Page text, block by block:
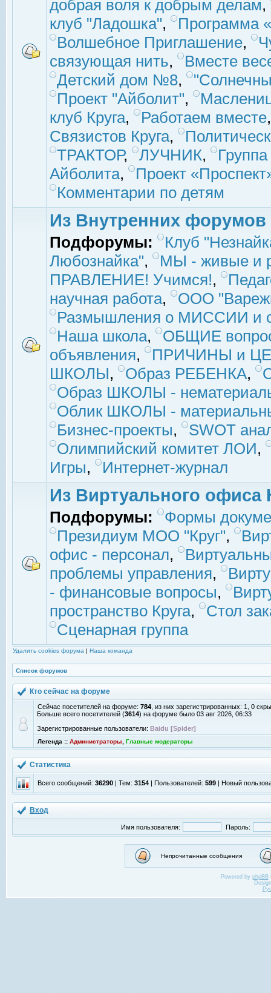
добрая воля к добрым делам,
клуб "Ладошка",
Программа
Волшебное Приглашение,
связующая нить,
Вместе
Детский дом №8,
Проект "Айболит",
клуб Круга, Работаем вместе
Связистов Круга,
ТРАКТОР, ЛУЧНИК,
Айболита,
Проект
Комментарии по детям
Из Внутренних форумов
Подфорумы:
Клуб
Любознайка",
МЫ - живые и
ПРАВЛЕНИЕ! Учимся!,
научная работа,
ООО
Размышления о МИССИИ и
Наша школа,
ОБЩИЕ
объявления,
ПРИЧИНЫ и
ШКОЛЫ, Образ РЕБЕНКА,
Образ ШКОЛЫ -
Облик ШКОЛЫ -
Бизнес-проекты,
SWOT
Олимпийский комитет ЛОИ,
Игры, Интернет-журнал
Из Виртуального офиса
Подфорумы:
Формы
Президиум МОО "Круг",
офис - персонал,
проблемы управления,
- финансовые вопросы,
пространство Круга,
Стол
Сценарная группа
Удалить cookies форума | Наша команда
Список форумов
Кто сейчас на форуме
Сейчас посетителей на форуме: 784 , из них зарегистрированных: 1, 0
Больше всего посетителей (3614) на форуме было 03 авг 2026, 06:33
Зарегистрированные пользователи: Baidu [Spider]
Легенда :: Администраторы Главные модераторы
Статистика
Всего сообщений: 36290 | Тем: 3154 | Пользователей: 599 | Новый
Вход
Имя пользователя: Пароль:
Непрочитанные сообщения
Powered by phpBB